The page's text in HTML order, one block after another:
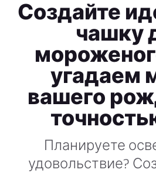
Создайте
чашку
угадаем
вашего
Планируете
удовольствие?